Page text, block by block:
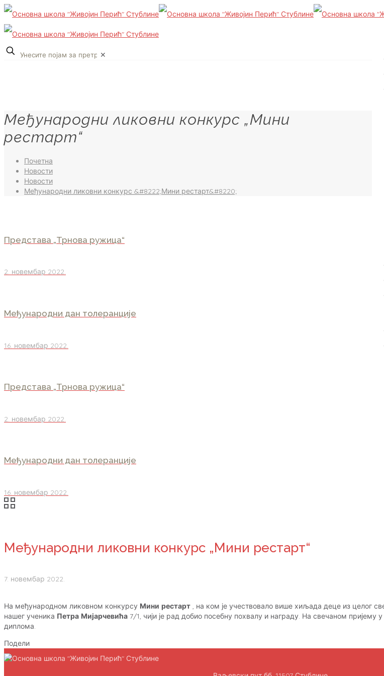
✕
Међународни ликовни конкурс „Мини
рестарт“
Почетна
Новости
Новости
Међународни ликовни конкурс &#8222;Мини рестарт&#8220;
Представа „Трнова ружица“
2. новембар 2022.
Међународни дан толеранције
16. новембар 2022.
Представа „Трнова ружица“
2. новембар 2022.
Међународни дан толеранције
16. новембар 2022.
Међународни ликовни конкурс „Мини рестарт“
7. новембар 2022.
На међународном ликовном конкурсу Мини рестарт , на ком је учествовало више хиљада деце из целог
нашег ученика Петра Мијарчевића 7/1, чији је рад добио посебну похвалу и награду. На свечаном пријему
диплома.
Подели